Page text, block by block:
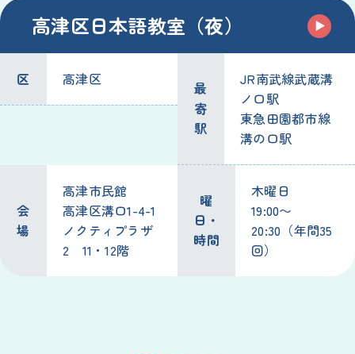
高津区日本語教室（夜）
区 高津区
最
寄
駅
JR南武線武蔵溝
ノ口駅
東急田園都市線
溝の口駅
会
場
高津市民館
高津区溝口1-4-1
ノクティプラザ
2 11・12階
曜
日・
時間
木曜日
19:00〜
20:30（年間35
回）